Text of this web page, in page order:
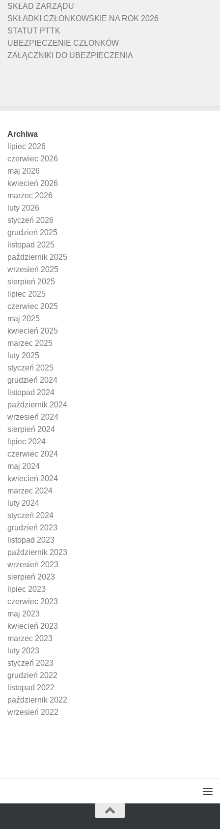
SKŁAD ZARZĄDU
SKŁADKI CZŁONKOWSKIE NA ROK 2026
STATUT PTTK
UBEZPIECZENIE CZŁONKÓW
ZAŁĄCZNIKI DO UBEZPIECZENIA
Archiwa
lipiec 2026
czerwiec 2026
maj 2026
kwiecień 2026
marzec 2026
luty 2026
styczeń 2026
grudzień 2025
listopad 2025
październik 2025
wrzesień 2025
sierpień 2025
lipiec 2025
czerwiec 2025
maj 2025
kwiecień 2025
marzec 2025
luty 2025
styczeń 2025
grudzień 2024
listopad 2024
październik 2024
wrzesień 2024
sierpień 2024
lipiec 2024
czerwiec 2024
maj 2024
kwiecień 2024
marzec 2024
luty 2024
styczeń 2024
grudzień 2023
listopad 2023
październik 2023
wrzesień 2023
sierpień 2023
lipiec 2023
czerwiec 2023
maj 2023
kwiecień 2023
marzec 2023
luty 2023
styczeń 2023
grudzień 2022
listopad 2022
październik 2022
wrzesień 2022